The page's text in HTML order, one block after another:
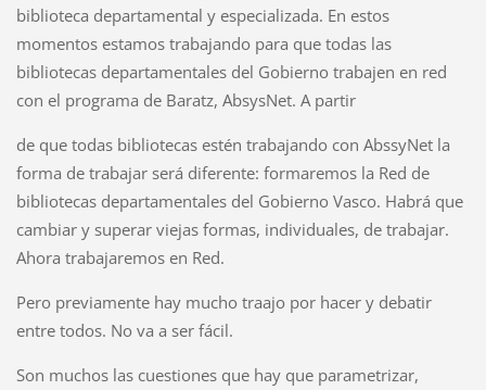
biblioteca departamental y especializada. En estos
momentos estamos trabajando para que todas las
bibliotecas departamentales del Gobierno trabajen en red
con el programa de Baratz, AbsysNet. A partir
de que todas bibliotecas estén trabajando con AbssyNet la
forma de trabajar será diferente: formaremos la Red de
bibliotecas departamentales del Gobierno Vasco. Habrá que
cambiar y superar viejas formas, individuales, de trabajar.
Ahora trabajaremos en Red.
Pero previamente hay mucho traajo por hacer y debatir
entre todos. No va a ser fácil.
Son muchos las cuestiones que hay que parametrizar,